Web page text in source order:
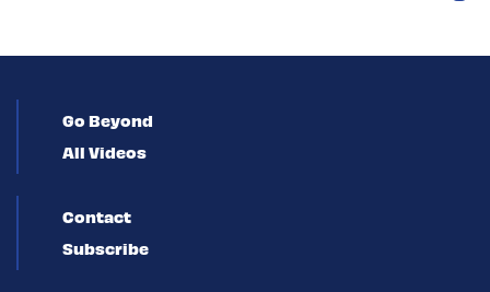
Go Beyond
All Videos
Contact
Subscribe